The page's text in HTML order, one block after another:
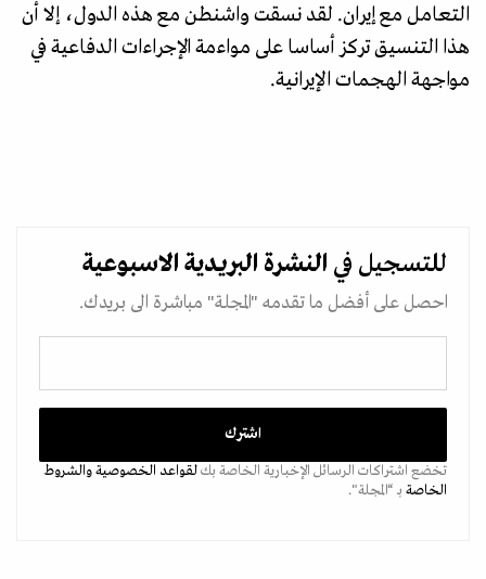
التعامل مع إيران. لقد نسقت واشنطن مع هذه الدول، إلا أن
هذا التنسيق تركز أساسا على مواءمة الإجراءات الدفاعية في
مواجهة الهجمات الإيرانية.
للتسجيل في النشرة البريدية الاسبوعية
احصل على أفضل ما تقدمه "المجلة" مباشرة الى بريدك.
تخضع اشتراكات الرسائل الإخبارية الخاصة بكلقواعد الخصوصيةوالشروط
الخاصة بـ “المجلة".